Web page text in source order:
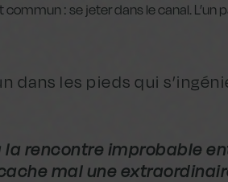
: se jeter dans le canal. L’un
dans les pieds qui
rencontre improbable
mal une